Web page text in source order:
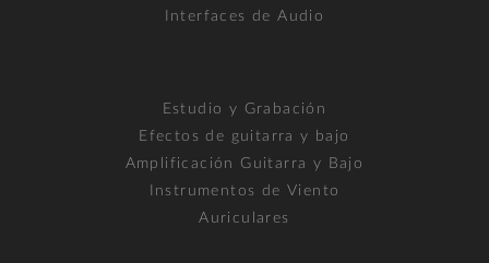
Interfaces de Audio
Estudio y Grabación
Efectos de guitarra y bajo
Amplificación Guitarra y Bajo
Instrumentos de Viento
Auriculares